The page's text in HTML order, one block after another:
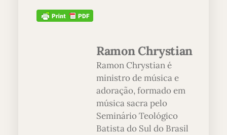
Ramon Chrystian
Ramon Chrystian é
ministro de música e
adoração, formado em
música sacra pelo
Seminário Teológico
Batista do Sul do Brasil